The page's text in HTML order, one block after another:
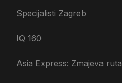
Specijalisti Zagreb
IQ 160
Asia Express: Zmajeva ruta